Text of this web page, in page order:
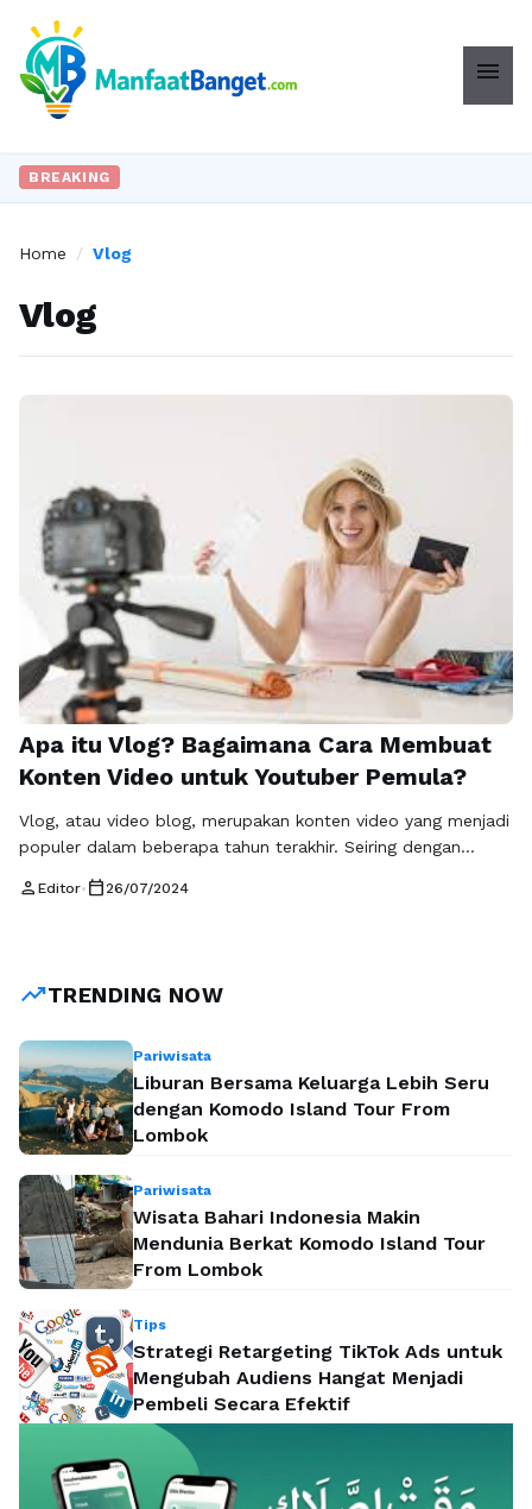
menu
BREAKING
Home / Vlog
Vlog
Apa itu Vlog? Bagaimana Cara Membuat
Konten Video untuk Youtuber Pemula?
Vlog, atau video blog, merupakan konten video yang menjadi
populer dalam beberapa tahun terakhir. Seiring dengan
menciptakan vlog sebagai medium untuk berbagi
audiens mereka melalui platform seperti …
person Editor• calendar_today 26/07/2024
trending_upTRENDING NOW
Pariwisata
Liburan Bersama Keluarga Lebih Seru
dengan Komodo Island Tour From
Lombok
Pariwisata
Wisata Bahari Indonesia Makin
Mendunia Berkat Komodo Island Tour
From Lombok
Tips
Strategi Retargeting TikTok Ads untuk
Mengubah Audiens Hangat Menjadi
Pembeli Secara Efektif